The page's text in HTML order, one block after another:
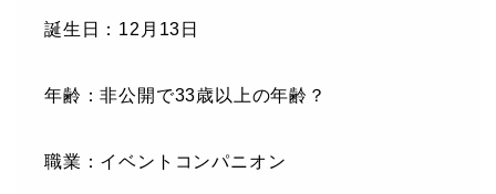
誕生日：12月13日
年齢：非公開で33歳以上の年齢？
職業：イベントコンパニオン